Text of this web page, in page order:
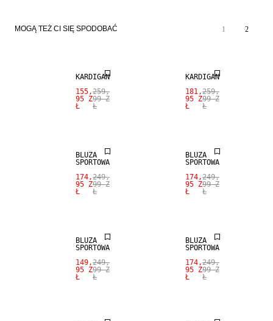
MOGĄ TEŻ CI SIĘ SPODOBAĆ 1
2
KARDIGAN
155,
95 Z
Ł
259,
99 Z
Ł
KARDIGAN
181,
95 Z
Ł
259,
99 Z
Ł
BLUZA
SPORTOWA
174,
95 Z
Ł
249,
99 Z
Ł
BLUZA
SPORTOWA
174,
95 Z
Ł
249,
99 Z
Ł
BLUZA
SPORTOWA
149,
95 Z
Ł
249,
99 Z
Ł
BLUZA
SPORTOWA
174,
95 Z
Ł
249,
99 Z
Ł